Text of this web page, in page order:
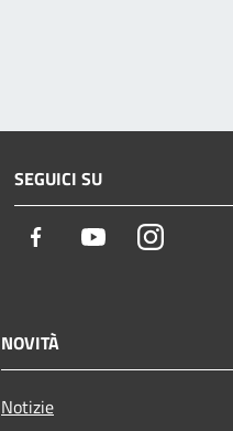
SEGUICI SU
Facebook YoutubeInstagram
NOVITÀ
Notizie